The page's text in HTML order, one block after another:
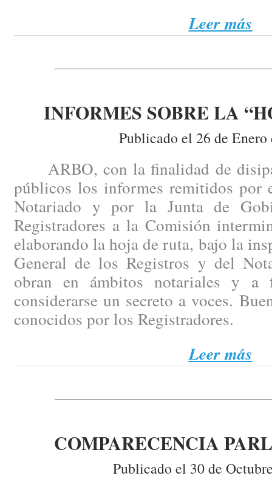
Leer más
INFORMES SOBRE LA
Publicado el 26 de Enero
ARBO, con la finalidad de
públicos los informes remitidos por
Notariado y por la Junta de
Registradores a la Comisión
elaborando la hoja de ruta, bajo la
General de los Registros y del
obran en ámbitos notariales y a
considerarse un secreto a voces.
conocidos por los Registradores.
Leer más
COMPARECENCIA
Publicado el 30 de